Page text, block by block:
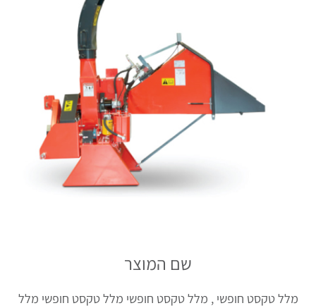
שם המוצר
מלל טקסט חופשי , מלל טקסט חופשי מלל טקסט חופשי מלל